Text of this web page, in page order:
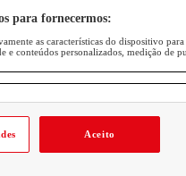
para fornecermos:
as características do dispositivo
conteúdos personalizados, medição de
Aceito